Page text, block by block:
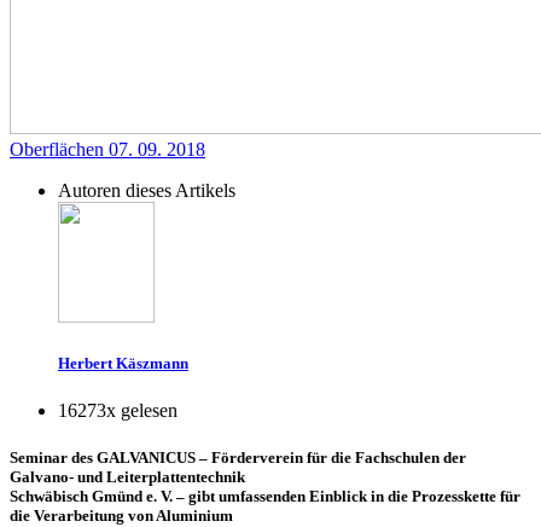
Oberflächen 07. 09. 2018
Autoren dieses Artikels
Herbert Käszmann
16273x gelesen
Seminar des GALVANICUS – Förderverein für die Fachschulen der
Galvano- und Leiterplattentechnik
Schwäbisch Gmünd e. V. – gibt umfassenden Einblick in die Prozesskette für
die Verarbeitung von Aluminium